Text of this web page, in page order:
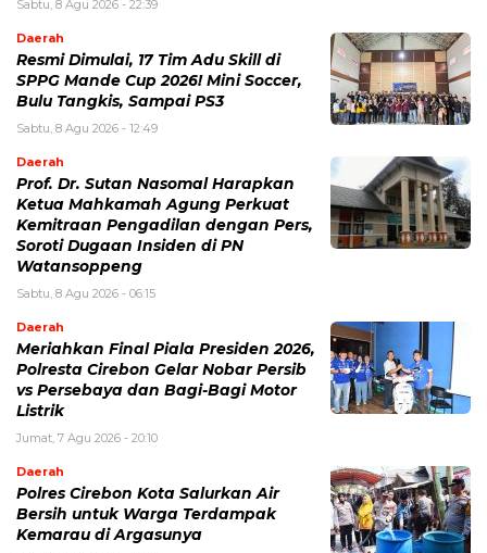
Sabtu, 8 Agu 2026 - 22:39
Daerah
Resmi Dimulai, 17 Tim Adu Skill di
SPPG Mande Cup 2026! Mini Soccer,
Bulu Tangkis, Sampai PS3
Sabtu, 8 Agu 2026 - 12:49
Daerah
Prof. Dr. Sutan Nasomal Harapkan
Ketua Mahkamah Agung Perkuat
Kemitraan Pengadilan dengan Pers,
Soroti Dugaan Insiden di PN
Watansoppeng
Sabtu, 8 Agu 2026 - 06:15
Daerah
Meriahkan Final Piala Presiden 2026,
Polresta Cirebon Gelar Nobar Persib
vs Persebaya dan Bagi-Bagi Motor
Listrik
Jumat, 7 Agu 2026 - 20:10
Daerah
Polres Cirebon Kota Salurkan Air
Bersih untuk Warga Terdampak
Kemarau di Argasunya